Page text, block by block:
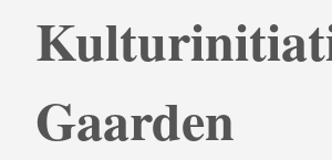
Gaarden